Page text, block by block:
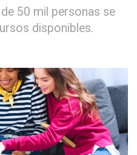
50 mil personas se
disponibles.